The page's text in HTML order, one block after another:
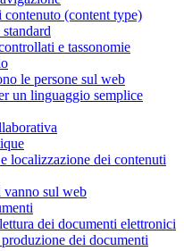
(content type)
e tassonomie
le persone sul web
un linguaggio semplice
localizzazione dei contenuti
vanno sul web
dei documenti elettronici
dei documenti